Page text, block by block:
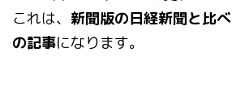
これは、 新聞版の日経新聞と比
の記事になります。